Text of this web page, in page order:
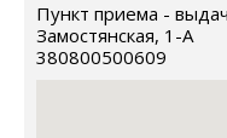
Пункт приема -
Замостянская, 1-А
380800500609